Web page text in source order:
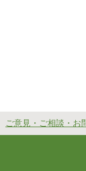
ご意見・ご相談・お